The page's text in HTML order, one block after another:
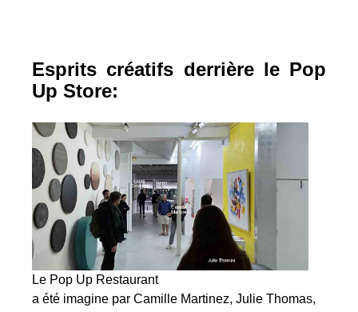
Esprits créatifs derrière le Pop
Up Store:
Le Pop Up Restaurant
a été imagine par Camille Martinez, Julie Thomas,